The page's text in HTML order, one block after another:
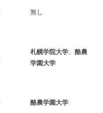
無し
札幌学院大学、 酪農
学園大学
酪農学園大学